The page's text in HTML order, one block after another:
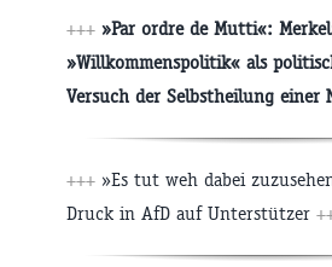
+++ »Par ordre de Mutti«:
»Willkommenspolitik« als
Versuch der Selbstheilung einer
+++ »Es tut weh dabei
Druck in AfD auf Unterstützer